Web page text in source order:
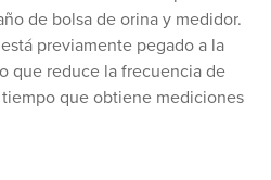
de bolsa de orina y medidor.
previamente pegado a la
que reduce la frecuencia de
que obtiene mediciones